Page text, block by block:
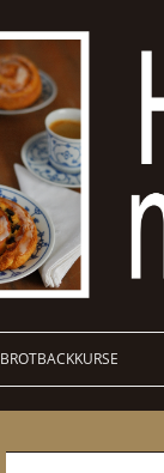
BROTBACKKURSE